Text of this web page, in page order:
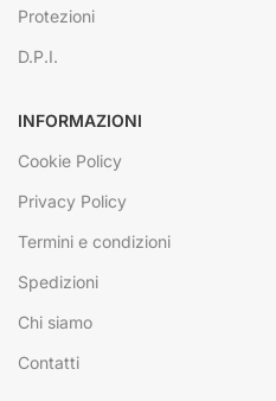
Protezioni
D.P.I.
INFORMAZIONI
Cookie Policy
Privacy Policy
Termini e condizioni
Spedizioni
Chi siamo
Contatti